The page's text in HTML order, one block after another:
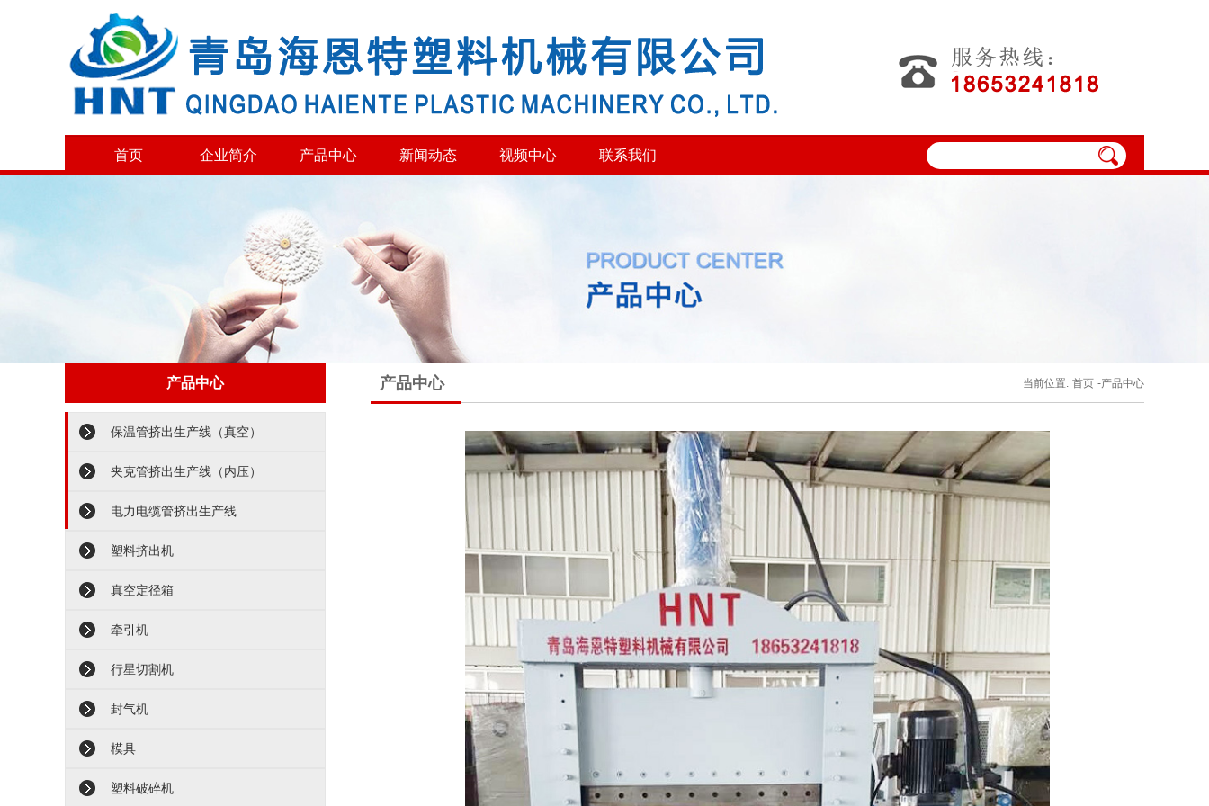
首页 企业简介 产品中心 新闻动态 视频中心 联系我们
产品中心
保温管挤出生产线（真空）
夹克管挤出生产线（内压）
电力电缆管挤出生产线
塑料挤出机
真空定径箱
牵引机
行星切割机
封气机
模具
塑料破碎机
产品中心 当前位置: 首页 -产品中心